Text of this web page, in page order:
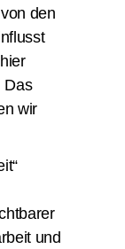
den
Das
wir
und